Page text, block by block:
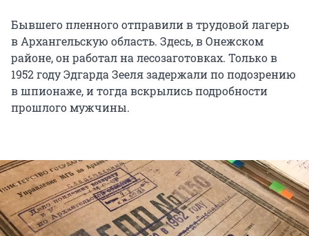
Бывшего пленного отправили в трудовой лагерь
в Архангельскую область. Здесь, в Онежском
районе, он работал на лесозаготовках. Только в
1952 году Эдгарда Зееля задержали по подозрению
в шпионаже, и тогда вскрылись подробности
прошлого мужчины.